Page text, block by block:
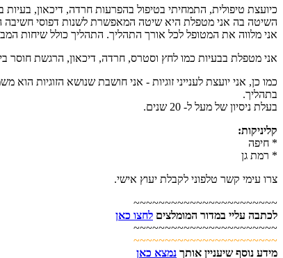
כיועצת טיפולית, התמחיתי בטיפול בהפרעות חרדה, דיכאון, בעיות
השיטה בה אני מטפלת היא שיטה המאפשרת לשנות דפוסי חשיבה
אני מלווה את המטופל לכל אורך התהליך. התהליך כולל שיחות
אני מטפלת בבעיות כמו לחץ וסטרס, חרדה, דיכאון, הרגשת חוסר
כמו כן, אני יועצת לענייני זוגיות - אני חושבת שנושא הזוגיות
בתהליך.
בעלת ניסיון של מעל ל- 20 שנים.
קליניקות:
* חיפה
* רמת גן
צרו עימי קשר טלפוני לקבלת יעוץ אישי.
~~~~~~~~~~~~~~~~~~~~~~~
לכתבה עליי במדור המומלצים לחצו כאן
~~~~~~~~~~~~~~~~~~~~~~~
~~~~~~~~~~~~~~~~~~~~~~~
מידע נוסף שיעניין אותך נמצא כאן